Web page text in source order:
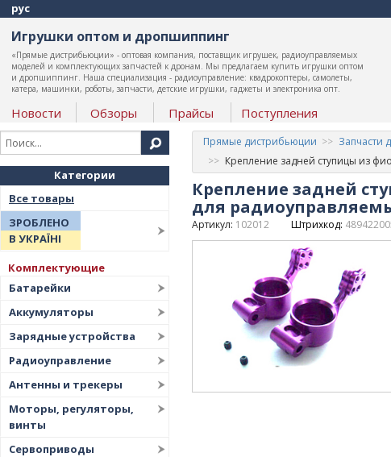
рус
Игрушки оптом и дропшиппинг
«Прямые дистрибьюции» - оптовая компания, поставщик игрушек, радиоуправляемых
моделей и комплектующих запчастей к дронам. Мы предлагаем купить игрушки оптом
и дропшиппинг. Наша специализация - радиоуправление: квадрокоптеры, самолеты,
катера, машинки, роботы, запчасти, детские игрушки, гаджеты и электроника опт.
Новости Обзоры Прайсы Поступления
Категории
Все товары
ЗРОБЛЕНО
В УКРАЇНІ
Комплектующие
Батарейки
Аккумуляторы
Зарядные устройства
Радиоуправление
Антенны и трекеры
Моторы, регуляторы,
винты
Сервоприводы
Прямые дистрибьюции Запчасти
Крепление задней ступицы из
Крепление задней
для
Артикул: 102012 Штрихкод: